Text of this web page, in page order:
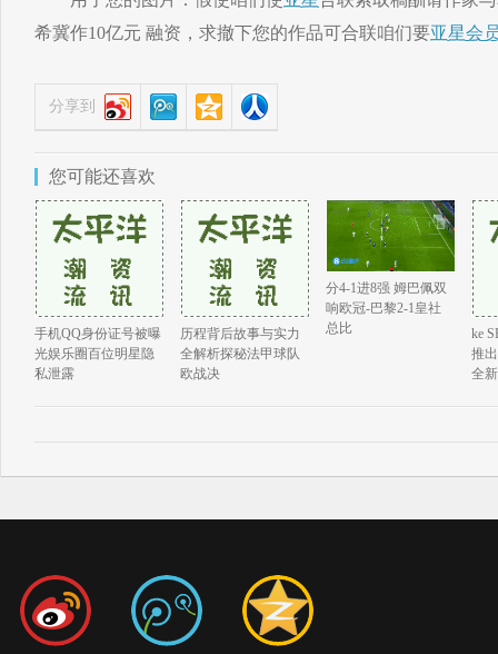
希冀作10亿元 融资，求撤下您的作品可合联咱们要亚星会
分享到
您可能还喜欢
手机QQ身份证号被曝
光娱乐圈百位明星隐
私泄露
历程背后故事与实力
全解析探秘法甲球队
欧战决
分4-1进8强 姆巴佩双
响欧冠-巴黎2-1皇社
总比
ke
推
全